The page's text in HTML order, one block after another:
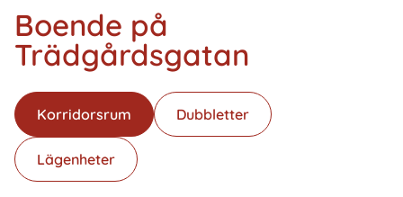
Boende på
Trädgårdsgatan
Korridorsrum Dubbletter
Lägenheter